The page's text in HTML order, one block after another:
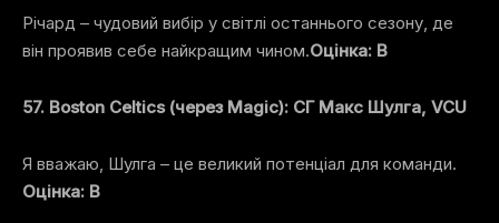
Річард – чудовий вибір у світлі останнього сезону, де
він проявив себе найкращим чином.Оцінка: B
57. Boston Celtics (через Magic): СГ Макс Шулга, VCU
Я вважаю, Шулга – це великий потенціал для команди.
Оцінка: B